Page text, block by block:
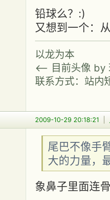
铅球么？:)
又想到一个：
以龙为本
<-- 目前头像 by
联系方式：站内
2009-10-29 20:18:21
尾巴不像手
大的力量，
象鼻子里面连